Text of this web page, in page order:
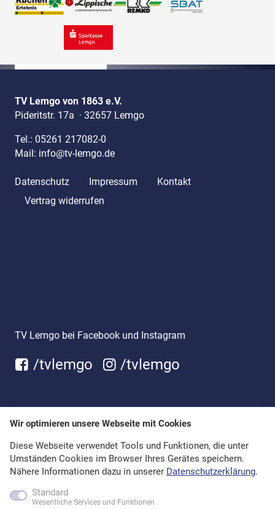
TV Lemgo von 1863 e.V.
Pideritstr. 17a · 32657 Lemgo
Tel.: 05261 217082-0
Mail: info@tv-lemgo.de
Datenschutz Impressum
Kontakt
Vertrag widerrufen
TV Lemgo bei Facebook und Instagram
/tvlemgo /tvlemgo
Wir optimieren unsere Webseite mit Cookies
Diese Webseite verwendet Tools und Funktionen, die unter
Umständen Cookies im Browser Ihres Gerätes speichern.
Nähere Informationen dazu in unserer Datenschutzerklärung.
Standard
Wesentliche Services und Funktionen